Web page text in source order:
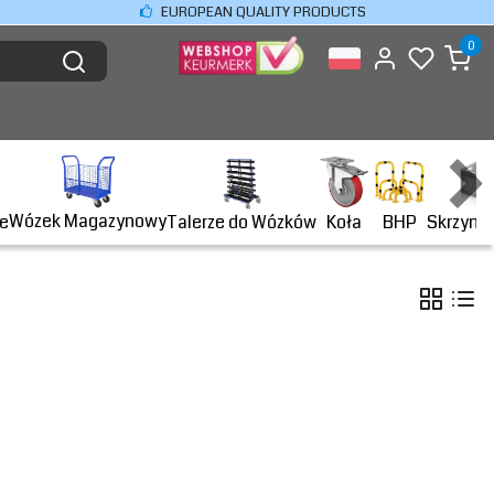
EUROPEAN QUALITY PRODUCTS
0
Wózek MagazynowyTalerze do Wózków Koła BHP